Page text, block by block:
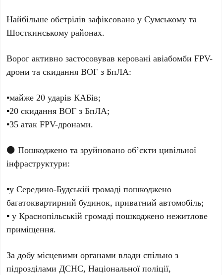
Найбільше обстрілів зафіксованоу Сумському та
Шосткинському районах.
Ворог активно застосовував керовані авіабомби FPV-
дрони та скидання ВОГ з БпЛА:
▪️майже 20 ударів КАБів;
▪️20 скидання ВОГ з БпЛА;
▪️35 атак FPV-дронами.
⚫Пошкоджено та зруйновано об’єкти цивільної
інфраструктури:
▪️у Середино-Будській громаді пошкоджено
багатоквартирний будинок, приватний автомобіль;
▪️ у Краснопільській громаді пошкоджено нежитлове
приміщення.
За добу місцевими органами влади спільно з
підрозділами ДСНС, Національної поліції,